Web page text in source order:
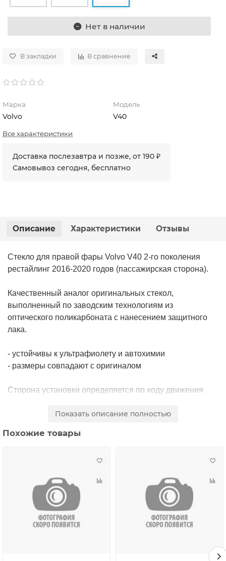
Нет в наличии
В закладки В сравнение
Марка
Volvo
Модель
V40
Все характеристики
Доставка послезавтра и позже, от 190 ₽
Самовывоз сегодня, бесплатно
Описание Характеристики Отзывы
Стекло для правой фары Volvo V40 2-го поколения
рестайлинг 2016-2020 годов (пассажирская сторона).
Качественный аналог оригинальных стекол,
выполненный по заводским технологиям из
оптического поликарбоната с нанесением защитного
лака.
- устойчивы к ультрафиолету и автохимии
- размеры совпадают с оригиналом
Сторона установки определяется по ходу движения
термоплавкий герметик для фар.
Не трогать и не протирать поверхность внутри стекла.
Студия тюнинга и ремонта автомобильной оптики -
Edison Studio
Показать описание полностью
Похожие товары